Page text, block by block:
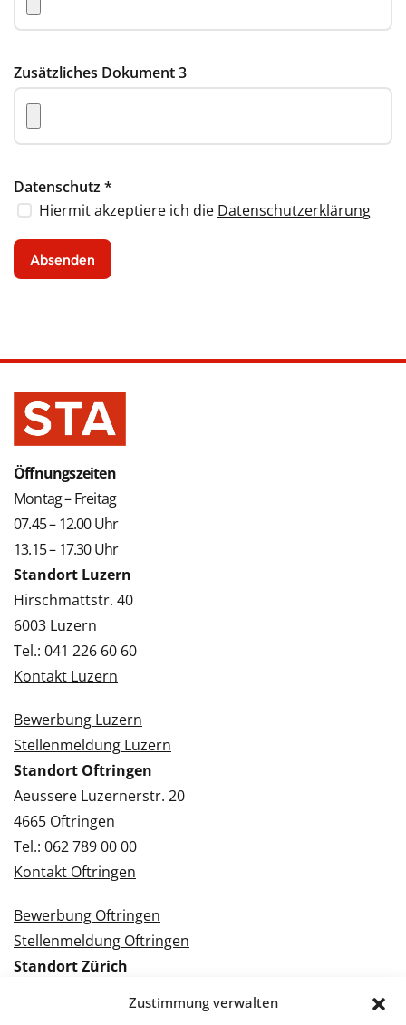
Zustimmung verwalten
Zusätzliches Dokument 3
Datenschutz*
Hiermit akzeptiere ich die Datenschutzerklärung
Öffnungszeiten
Montag – Freitag
07.45 – 12.00 Uhr
13.15 – 17.30 Uhr
Standort Luzern
Hirschmattstr. 40
6003 Luzern
Tel.: 041 226 60 60
Kontakt Luzern
Bewerbung Luzern
Stellenmeldung Luzern
Standort Oftringen
Aeussere Luzernerstr. 20
4665 Oftringen
Tel.: 062 789 00 00
Kontakt Oftringen
Bewerbung Oftringen
Stellenmeldung Oftringen
Standort Zürich